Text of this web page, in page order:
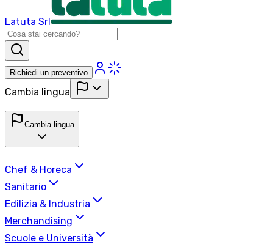
Latuta Srl
Richiedi un preventivo
Cambia lingua
Cambia lingua
Chef & Horeca
Sanitario
Edilizia & Industria
Merchandising
Scuole e Università